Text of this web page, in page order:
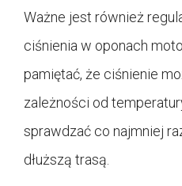
Ważne jest również
ciśnienia w oponach
pamiętać, że ciśnienie
zależności od
sprawdzać co najmniej
dłuższą trasą.